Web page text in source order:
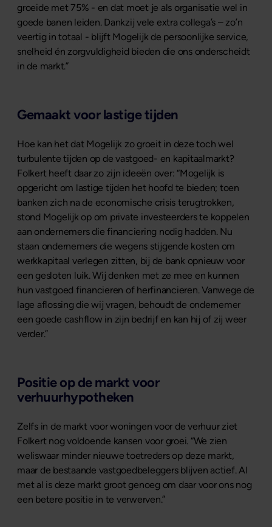
groeide met 75% - en dat moet je als organisatie wel in
goede banen leiden. Dankzij vele extra collega’s – zo’n
veertig in totaal - blijft Mogelijk de persoonlijke service,
snelheid én zorgvuldigheid bieden die ons onderscheidt
in de markt.”
Gemaakt voor lastige tijden
Hoe kan het dat Mogelijk zo groeit in deze toch wel
turbulente tijden op de vastgoed- en kapitaalmarkt?
Folkert heeft daar zo zijn ideeën over: “Mogelijk is
opgericht om lastige tijden het hoofd te bieden; toen
banken zich na de economische crisis terugtrokken,
stond Mogelijk op om private investeerders te koppelen
aan ondernemers die financiering nodig hadden. Nu
staan ondernemers die wegens stijgende kosten om
werkkapitaal verlegen zitten, bij de bank opnieuw voor
een gesloten luik. Wij denken met ze mee en kunnen
hun vastgoed financieren of herfinancieren. Vanwege de
lage aflossing die wij vragen, behoudt de ondernemer
een goede cashflow in zijn bedrijf en kan hij of zij weer
verder.”
Positie op de markt voor
verhuurhypotheken
Zelfs in de markt voor woningen voor de verhuur ziet
Folkert nog voldoende kansen voor groei. “We zien
weliswaar minder nieuwe toetreders op deze markt,
maar de bestaande vastgoedbeleggers blijven actief. Al
met al is deze markt groot genoeg om daar voor ons nog
een betere positie in te verwerven.”